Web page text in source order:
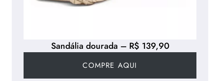
Sandália dourada – R$ 139,90
COMPRE AQUI